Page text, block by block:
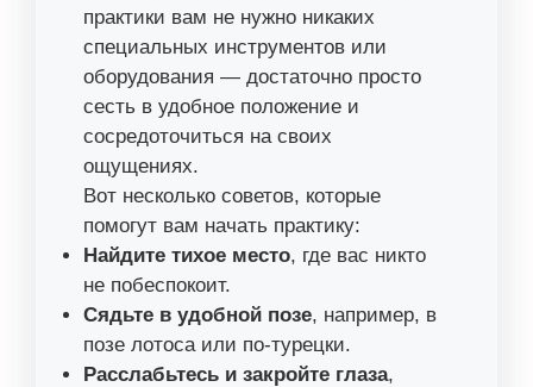
практики вам не нужно никаких
специальных инструментов или
оборудования — достаточно просто
сесть в удобное положение и
сосредоточиться на своих
ощущениях.
Вот несколько советов, которые
помогут вам начать практику:
Найдите тихое место, где вас никто
не побеспокоит.
Сядьте в удобной позе, например, в
позе лотоса или по-турецки.
Расслабьтесь и закройте глаза,